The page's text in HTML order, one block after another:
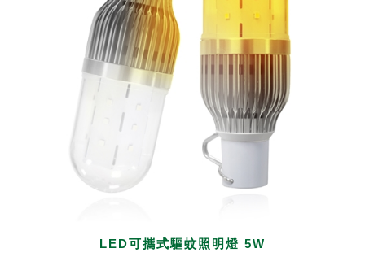
LED可攜式驅蚊照明燈 5W